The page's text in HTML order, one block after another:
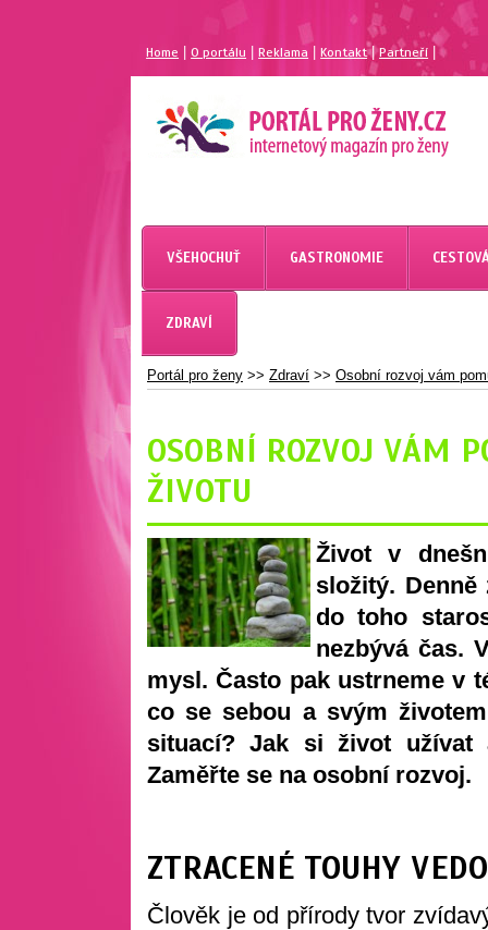
Home |O portálu Reklama Kontakt| Partneří
MAGAZÍN PRO ŽENY
PORTÁL PRO ŽENY.CZ
VŠEHOCHUŤ GASTRONOMIE
ZDRAVÍ
Portál pro ženy >> Zdraví >> Osobní rozvoj vám
OSOBNÍ ROZVOJ VÁM
ŽIVOTU
Život v
složitý.
do toho
nezbývá čas.
mysl. Často pak ustrneme v
co se sebou a svým
situací? Jak si život užívat
Zaměřte se na osobní rozvoj.
ZTRACENÉ TOUHY
Člověk je od přírody tvor